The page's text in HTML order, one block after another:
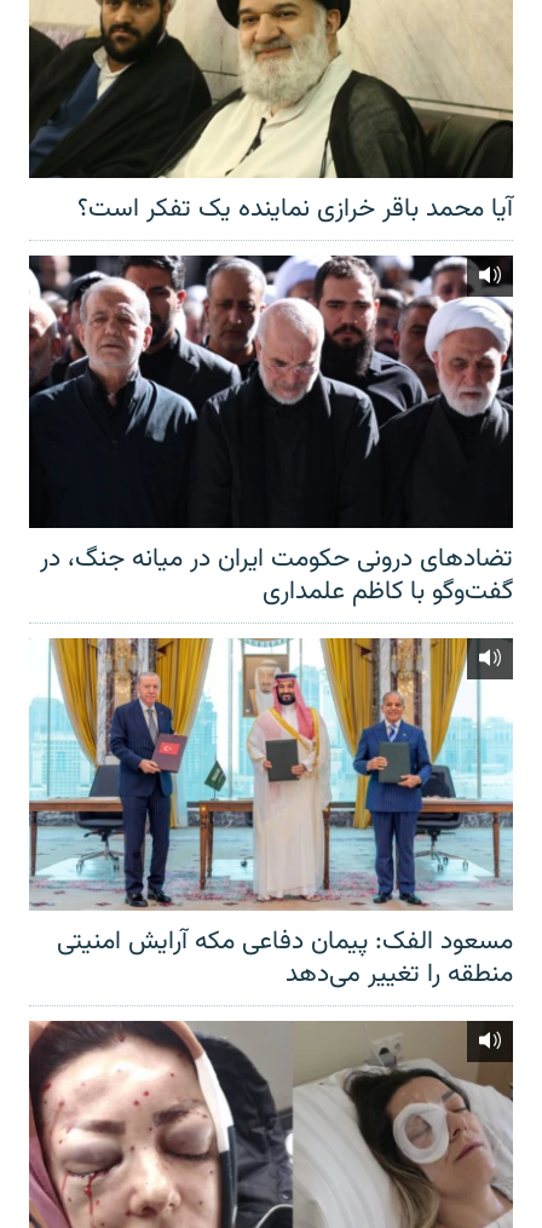
آیا محمد باقر خرازی نماینده یک تفکر است؟
تضادهای درونی حکومت ایران در میانه جنگ، در
گفت‌‌وگو با کاظم علمداری
مسعود الفک: پیمان دفاعی مکه آرایش امنیتی
منطقه را تغییر می‌دهد